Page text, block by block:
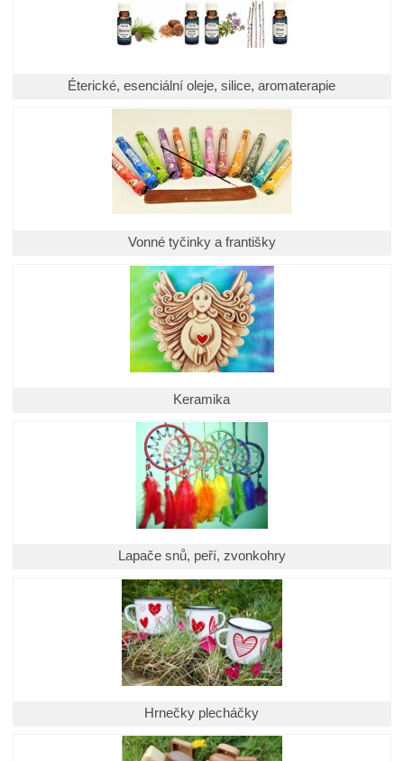
Éterické, esenciální oleje, silice, aromaterapie
Vonné tyčinky a františky
Keramika
Lapače snů, peří, zvonkohry
Hrnečky plecháčky